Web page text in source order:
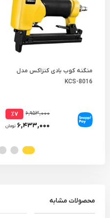
منگنه کوب بادی کنزاکس مدل
KCS-8016
۶,۹۵۳,۰۰۰ ٪۷
۶,۴۳۳,۰۰۰ تومان
محصولات مشابه